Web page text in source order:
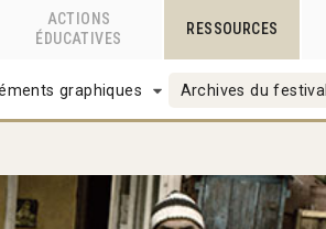
ACTIONS
ÉDUCATIVES
RESSOURCES
graphiques Archives du festival